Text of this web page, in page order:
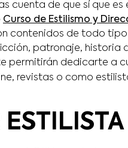
cuenta de que sí que es
Curso de Estilismo y
contenidos de todo
patronaje, historia
permitirán dedicarte a
revistas o como